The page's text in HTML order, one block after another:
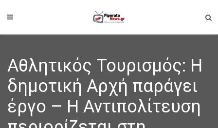
Αθλητικός Τουρισμός: Η
δημοτική Αρχή παράγει
έργο – Η Αντιπολίτευση